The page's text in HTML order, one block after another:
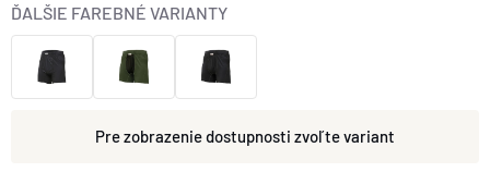
zvoľte variant
ĎALŠIE FAREBNÉ VARIANTY